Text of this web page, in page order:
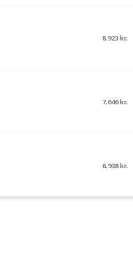
8.923 kr.
7.646 kr.
6.938 kr.